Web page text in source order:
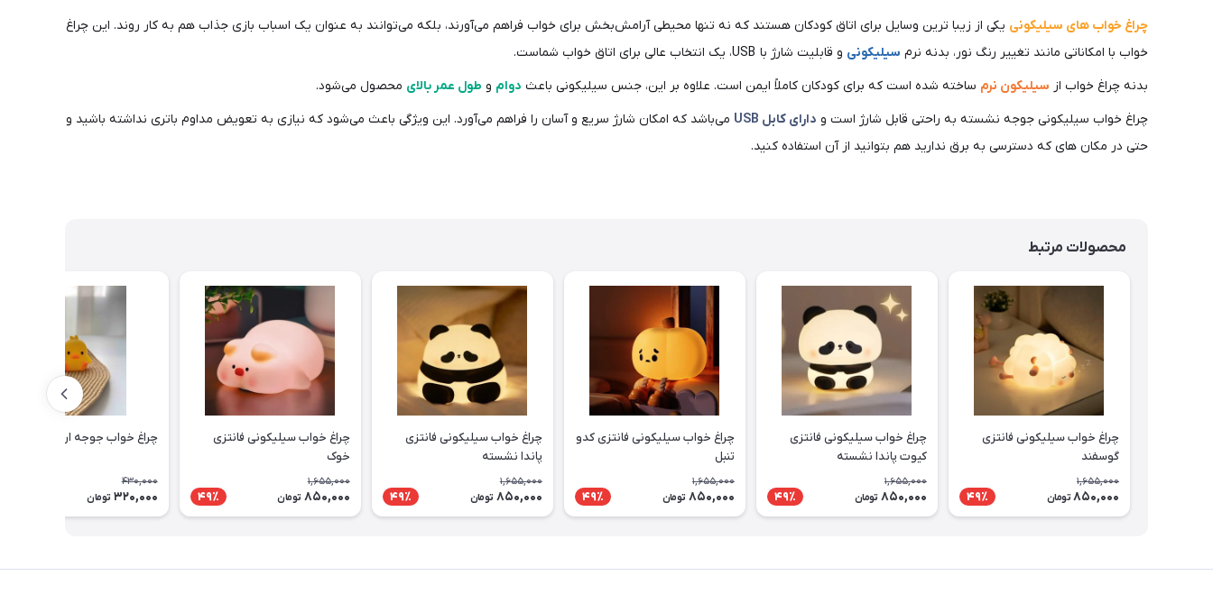
چراغ خواب های سیلیکونی یکی از زیبا ترین وسایل برای اتاق کودکان هستند که نه تنها محیطی آرامش‌بخش برای خواب فراهم می‌آورند، بلکه می‌توانند به عنوان یک اسباب بازی جذاب هم به کار روند. این چراغ
خواب با امکاناتی مانند تغییر رنگ نور، بدنه نرم سیلیکونی و قابلیت شارژ با USB، یک انتخاب عالی برای اتاق خواب شماست.
بدنه چراغ خواب از سیلیکون نرم ساخته شده است که برای کودکان کاملاً ایمن است. علاوه بر این، جنس سیلیکونی باعث دوام و طول عمر بالای محصول می‌شود.
چراغ خواب سیلیکونی جوجه نشسته به راحتی قابل شارژ است و دارای کابل USB
می‌باشد که امکان شارژ سریع و آسان را فراهم می‌آورد. این ویژگی باعث می‌شود که نیازی به تعویض مداوم باتری‌ نداشته باشید و
حتی در مکان های که دسترسی به برق ندارید هم بتوانید از آن استفاده کنید.
محصولات مرتبط
چراغ خواب سیلیکونی فانتزی
گوسفند
1,655,000
850,000 تومان 49٪
چراغ خواب سیلیکونی فانتزی
کیوت پاندا نشسته
1,655,000
850,000 تومان 49٪
چراغ خواب سیلیکونی فانتزی کدو
تنبل
1,655,000
850,000 تومان 49٪
چراغ خواب سیلیکونی فانتزی
پاندا نشسته
1,655,000
850,000 تومان 49٪
چراغ خواب سیلیکونی فانتزی
خوک
1,655,000
850,000 تومان 49٪
چراغ خواب جوجه اردک کوچولو
430,000
320,000 تومان